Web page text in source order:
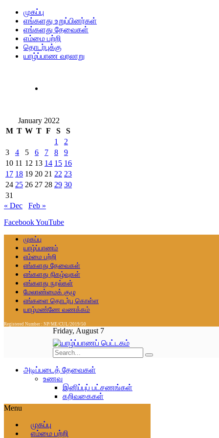
முகப்பு
எங்களது உறுப்பினர்கள்
எங்களது தேவைகள்
எம்மை பற்றி
தொடர்புக்கு
யாழ்ப்பாண வரலாறு
January 2022
M T W T F S
S
1
2
3
4 5 6 7 8
9
10 11 12 13 14 15 16
17 18 19 20 21 22 23
24 25 26 27 28 29 30
31
« Dec
Feb »
FacebookYouTube
முகப்பு
யாழ்ப்பாணம்
எம்மை பற்றி
எங்களது தேவைகள்
எங்களது நிகழ்வுகள்
எங்களது நூல்கள்
மேலாண்மைக் குழு
எங்களை தொடர்பு கொள்ள
யாழ்மண்ணே வணக்கம்
Registered Number : NP/ME/CUL/2019/50
Friday, August 7
அடிப்படைத் தேவைகள்
உணவு
இனிப்புப் பட்சணங்கள்
கறிவகைகள்
காலைமாலைஉணவு
பொரியல்,மதியஉணவு
Menu
முகப்பு
எம்மை பற்றி